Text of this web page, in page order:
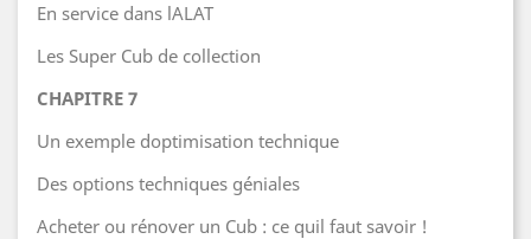
En service dans lALAT
Les Super Cub de collection
CHAPITRE 7
Un exemple doptimisation technique
Des options techniques géniales
Acheter ou rénover un Cub : ce quil faut savoir !